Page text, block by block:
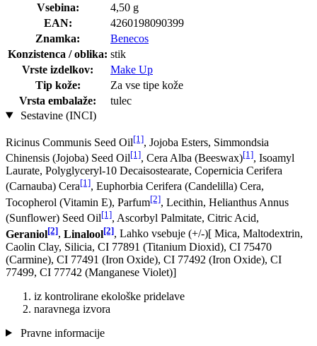
Vsebina:
4,50 g
EAN:
4260198090399
Znamka:
Benecos
Konzistenca / oblika: stik
Vrste izdelkov:
Make Up
Tip kože:
Za vse tipe kože
Vrsta embalaže:
tulec
Sestavine (INCI)
Ricinus Communis Seed Oil[1], Jojoba Esters, Simmondsia
Chinensis (Jojoba) Seed Oil[1], Cera Alba (Beeswax)[1], Isoamyl
Laurate, Polyglyceryl-10 Decaisostearate, Copernicia Cerifera
(Carnauba) Cera[1], Euphorbia Cerifera (Candelilla) Cera,
Tocopherol (Vitamin E), Parfum[2], Lecithin, Helianthus Annus
(Sunflower) Seed Oil[1], Ascorbyl Palmitate, Citric Acid,
Geraniol[2], Linalool[2], Lahko vsebuje (+/-)[ Mica, Maltodextrin,
Caolin Clay, Silicia, CI 77891 (Titanium Dioxid), CI 75470
(Carmine), CI 77491 (Iron Oxide), CI 77492 (Iron Oxide), CI
77499, CI 77742 (Manganese Violet)]
iz kontrolirane ekološke pridelave
naravnega izvora
Pravne informacije